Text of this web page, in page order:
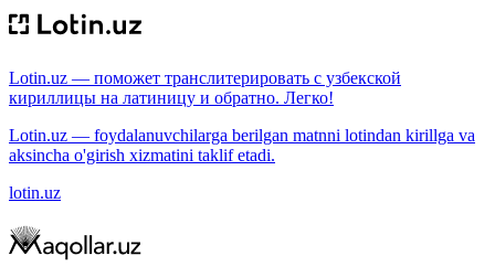
Lotin.uz — поможет транслитерировать с узбекской
кириллицы на латиницу и обратно. Легко!
Lotin.uz — foydalanuvchilarga berilgan matnni lotindan kirillga va
aksincha o'girish xizmatini taklif etadi.
lotin.uz